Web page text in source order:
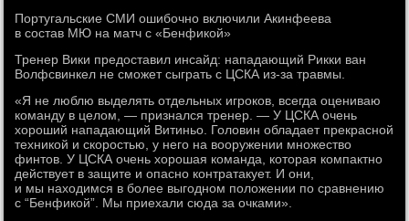
Португальские СМИ ошибочно включили Акинфеева
в состав МЮ на матч с «Бенфикой»
Тренер Вики предоставил инсайд: нападающий Рикки ван
Волфсвинкел не сможет сыграть с ЦСКА из-за травмы.
«Я не люблю выделять отдельных игроков, всегда оцениваю
команду в целом, — признался тренер. — У ЦСКА очень
хороший нападающий Витиньо. Головин обладает прекрасной
техникой и скоростью, у него на вооружении множество
финтов. У ЦСКА очень хорошая команда, которая компактно
действует в защите и опасно контратакует. И они,
и мы находимся в более выгодном положении по сравнению
с “Бенфикой”. Мы приехали сюда за очками».